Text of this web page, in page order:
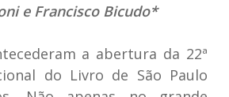
e Francisco Bicudo*
a abertura da 22ª
do Livro de São Paulo